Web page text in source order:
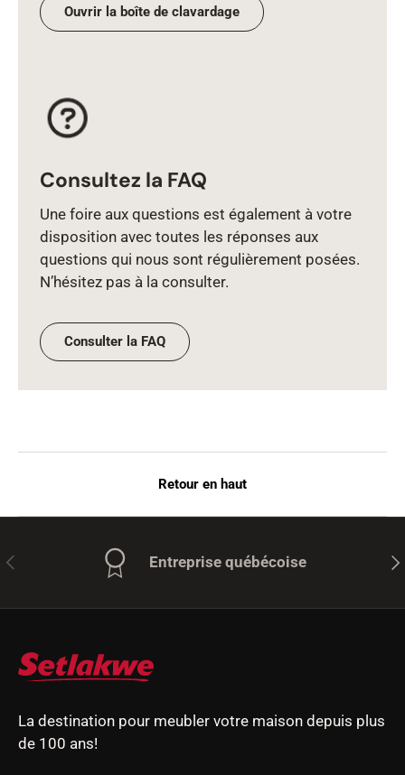
Ouvrir la boîte de clavardage
Consultez la FAQ
Une foire aux questions est également à votre
disposition avec toutes les réponses aux
questions qui nous sont régulièrement posées.
N’hésitez pas à la consulter.
Consulter la FAQ
Retour en haut
Précédent Entreprise québécoise
La destination pour meubler votre maison depuis plus
de 100 ans!